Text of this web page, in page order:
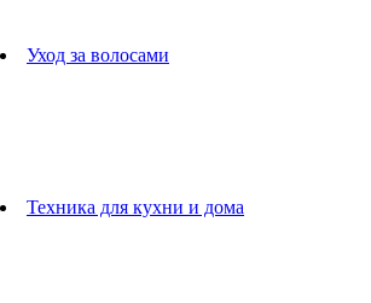
Уход за волосами
Техника для кухни и дома